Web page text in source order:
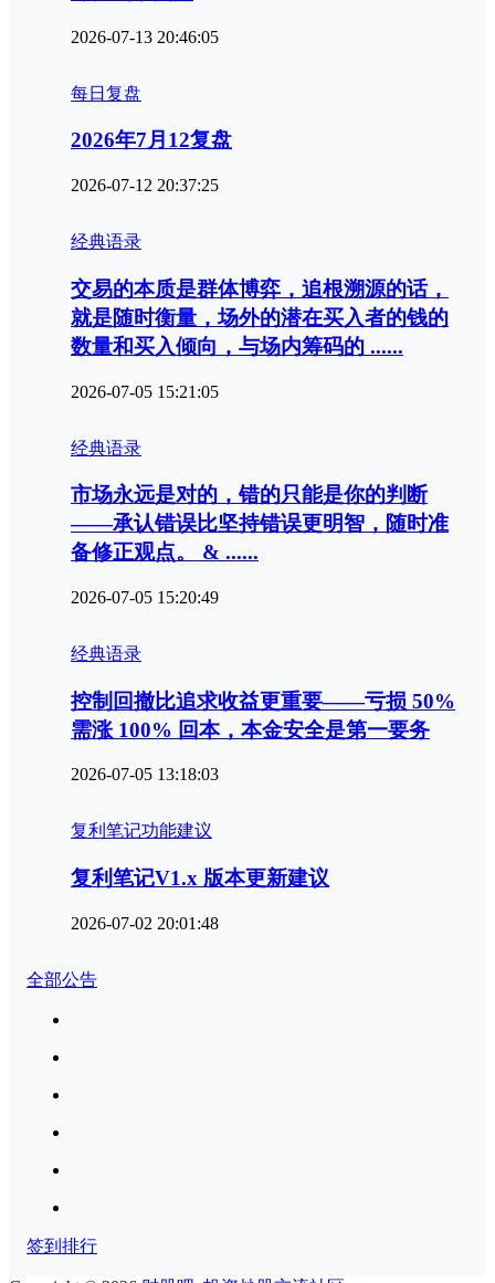
2026-07-13 20:46:05
每日复盘
2026年7月12复盘
2026-07-12 20:37:25
经典语录
交易的本质是群体博弈，追根溯源的话，
就是随时衡量，场外的潜在买入者的钱的
数量和买入倾向，与场内筹码的 ......
2026-07-05 15:21:05
经典语录
市场永远是对的，错的只能是你的判断‌
——承认错误比坚持错误更明智，随时准
备修正观点。 & ......
2026-07-05 15:20:49
经典语录
控制回撤比追求收益更重要‌——亏损 50%
需涨 100% 回本，本金安全是第一要务
2026-07-05 13:18:03
复利笔记功能建议
复利笔记V1.x 版本更新建议
2026-07-02 20:01:48
全部公告
签到排行